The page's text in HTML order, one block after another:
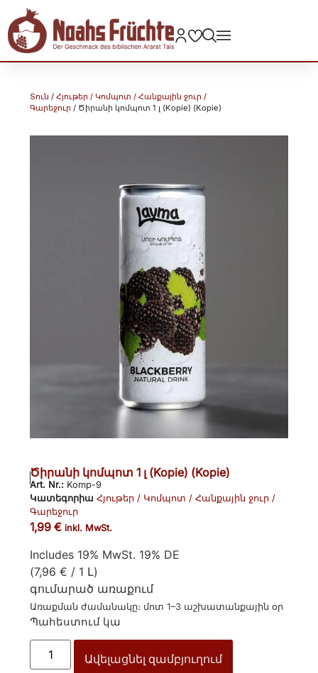
Տուն /Հյութեր / Կոմպոտ / Հանքային ջուր /
Գարեջուր / Ծիրանի կոմպոտ 1 լ (Kopie) (Kopie)
Ծիրանի կոմպոտ 1 լ (Kopie) (Kopie)
Art. Nr.: Komp-9
Կատեգորիա Հյութեր / Կոմպոտ / Հանքային ջուր /
Գարեջուր
1,99€ inkl. MwSt.
Includes 19% MwSt. 19% DE
(7,96€ / 1 Լ)
գումարած առաքում
Առաքման ժամանակը։ մոտ 1–3 աշխատանքային օր
Պահեստում կա
Ավելացնել զամբյուղում